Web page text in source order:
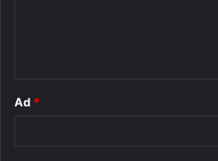
Ad *